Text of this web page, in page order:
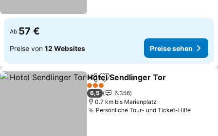
Ab 57 €
Preise von 12 Websites Preise sehen
TeilenZu Favoriten hinzufügen
Hotel Sendlinger Tor
3 Sterne
6,5
6.356
0.7 km bis Marienplatz
Persönliche Tour- und Ticket-Hilfe